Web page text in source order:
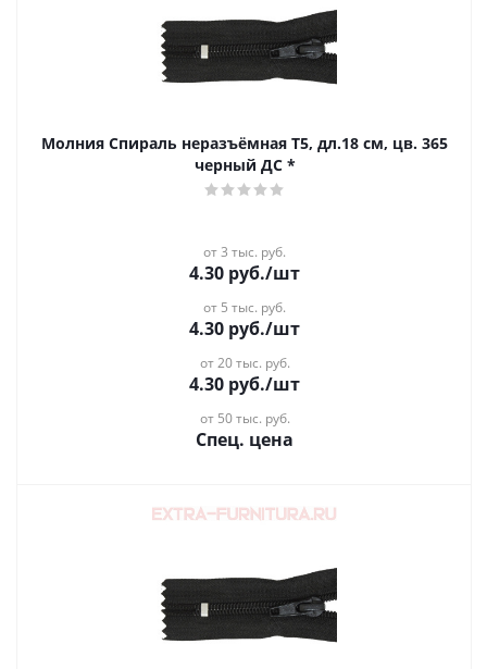
Молния Спираль неразъёмная Т5, дл.18 см, цв. 365
черный ДС *
от 3 тыс. руб.
4.30 руб./шт
от 5 тыс. руб.
4.30 руб./шт
от 20 тыс. руб.
4.30 руб./шт
от 50 тыс. руб.
Спец. цена